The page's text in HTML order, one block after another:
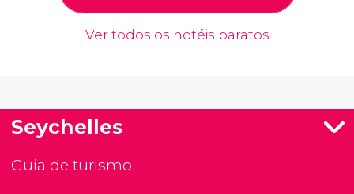
Ver todos os hotéis baratos
Seychelles
Guia de turismo